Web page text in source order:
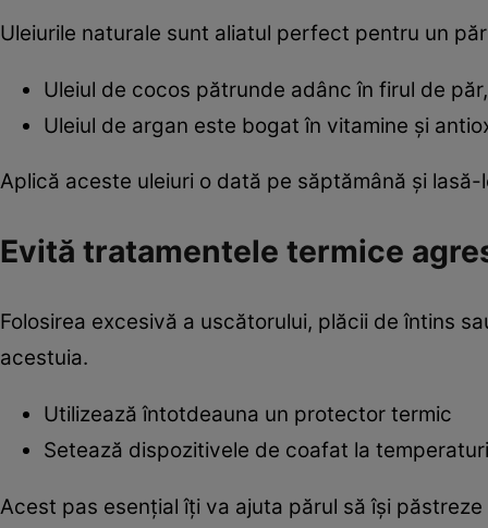
Uleiurile naturale sunt aliatul perfect pentru un
Uleiul de cocos pătrunde adânc în firul de
Uleiul de argan este bogat în vitamine și
Aplică aceste uleiuri o dată pe săptămână și
Evită tratamentele termice
Folosirea excesivă a uscătorului, plăcii de întins
acestuia.
Utilizează întotdeauna un protector termic
Setează dispozitivele de coafat la
Acest pas esențial îți va ajuta părul să își